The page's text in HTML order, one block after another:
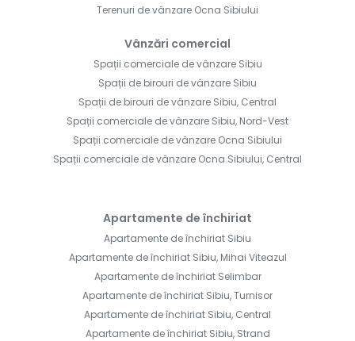
Terenuri de vânzare Ocna Sibiului
Vânzări comercial
Spații comerciale de vânzare Sibiu
Spații de birouri de vânzare Sibiu
Spații de birouri de vânzare Sibiu, Central
Spații comerciale de vânzare Sibiu, Nord-Vest
Spații comerciale de vânzare Ocna Sibiului
Spații comerciale de vânzare Ocna Sibiului, Central
Apartamente de închiriat
Apartamente de închiriat Sibiu
Apartamente de închiriat Sibiu, Mihai Viteazul
Apartamente de închiriat Selimbar
Apartamente de închiriat Sibiu, Turnisor
Apartamente de închiriat Sibiu, Central
Apartamente de închiriat Sibiu, Strand